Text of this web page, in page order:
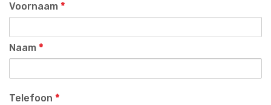
Voornaam *
Naam *
Telefoon *